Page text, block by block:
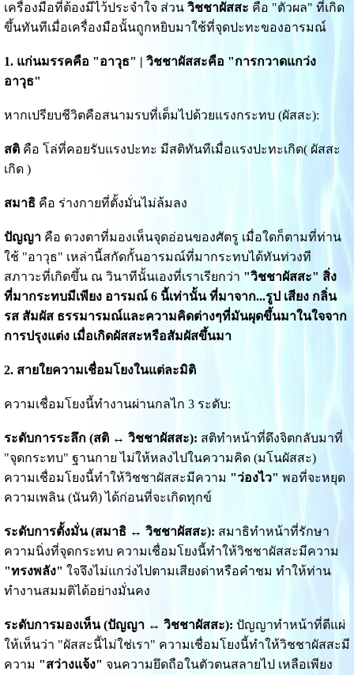
เครื่องมือที่ต้องมีไว้ประจำใจ ส่วน วิชชาผัสสะ คือ "ตัวผล" ที่เกิด
ขึ้นทันทีเมื่อเครื่องมือนั้นถูกหยิบมาใช้ที่จุดปะทะของอารมณ์
1. แก่นมรรคคือ "อาวุธ" | วิชชาผัสสะคือ "การกวาดแกว่ง
อาวุธ"
หากเปรียบชีวิตคือสนามรบที่เต็มไปด้วยแรงกระทบ (ผัสสะ):
สติคือ โล่ที่คอยรับแรงปะทะ มีสติทันทีเมื่อแรงปะทะเกิด( ผัสสะ
เกิด )
สมาธิคือ ร่างกายที่ตั้งมั่นไม่ล้มลง
ปัญญาคือ ดวงตาที่มองเห็นจุดอ่อนของศัตรู เมื่อใดก็ตามที่ท่าน
ใช้ "อาวุธ" เหล่านี้สกัดกั้นอารมณ์ที่มากระทบได้ทันท่วงที
สภาวะที่เกิดขึ้น ณ วินาทีนั้นเองที่เราเรียกว่า "วิชชาผัสสะ" สิ่ง
ที่มากระทบมีเพียง อารมณ์ 6 นี้เท่านั้น ที่มาจาก...รูป เสียง กลิ่น
รส สัมผัส ธรรมารมณ์และความคิดต่างๆที่มันผุดขึ้นมาในใจจาก
การปรุงแต่ง เมื่อเกิดผัสสะหรือสัมผัสขึ้นมา
2. สายใยความเชื่อมโยงในแต่ละมิติ
ความเชื่อมโยงนี้ทำงานผ่านกลไก 3 ระดับ:
ระดับการระลึก (สติ ↔ วิชชาผัสสะ): สติทำหน้าที่ดึงจิตกลับมาที่
"จุดกระทบ" ฐานกาย ไม่ให้หลงไปในความคิด (มโนผัสสะ)
ความเชื่อมโยงนี้ทำให้วิชชาผัสสะมีความ "ว่องไว" พอที่จะหยุด
ความเพลิน (นันทิ) ได้ก่อนที่จะเกิดทุกข์
ระดับการตั้งมั่น (สมาธิ ↔ วิชชาผัสสะ): สมาธิทำหน้าที่รักษา
ความนิ่งที่จุดกระทบ ความเชื่อมโยงนี้ทำให้วิชชาผัสสะมีความ
"ทรงพลัง" ใจจึงไม่แกว่งไปตามเสียงด่าหรือคำชม ทำให้ท่าน
ทำงานสมมติได้อย่างมั่นคง
ระดับการมองเห็น (ปัญญา ↔ วิชชาผัสสะ): ปัญญาทำหน้าที่ตีแผ่
ให้เห็นว่า "ผัสสะนี้ไม่ใช่เรา" ความเชื่อมโยงนี้ทำให้วิชชาผัสสะมี
ความ "สว่างแจ้ง" จนความยึดถือในตัวตนสลายไป เหลือเพียง